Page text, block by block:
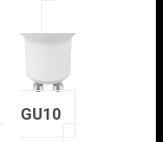
GU10